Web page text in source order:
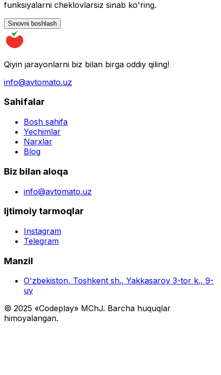
funksiyalarni cheklovlarsiz sinab ko'ring.
Sinovni boshlash
Qiyin jarayonlarni biz bilan birga oddiy qiling!
info@avtomato.uz
Sahifalar
Bosh sahifa
Yechimlar
Narxlar
Blog
Biz bilan aloqa
info@avtomato.uz
Ijtimoiy tarmoqlar
Instagram
Telegram
Manzil
O'zbekiston, Toshkent sh., Yakkasaroy 3-tor k., 9-
uy
© 2025 «Codeplay» MChJ. Barcha huquqlar
himoyalangan.